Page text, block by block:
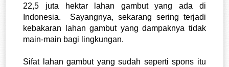
22,5 juta hektar lahan gambut yang ada di
Indonesia.  Sayangnya, sekarang sering terjadi
kebakaran lahan gambut yang dampaknya tidak
main-main bagi lingkungan.
Sifat lahan gambut yang sudah seperti spons itu